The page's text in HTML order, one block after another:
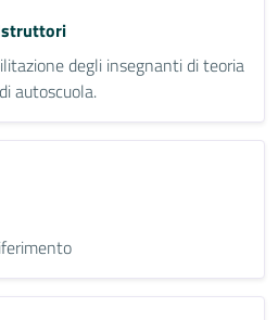
degli insegnanti di teoria
autoscuola.